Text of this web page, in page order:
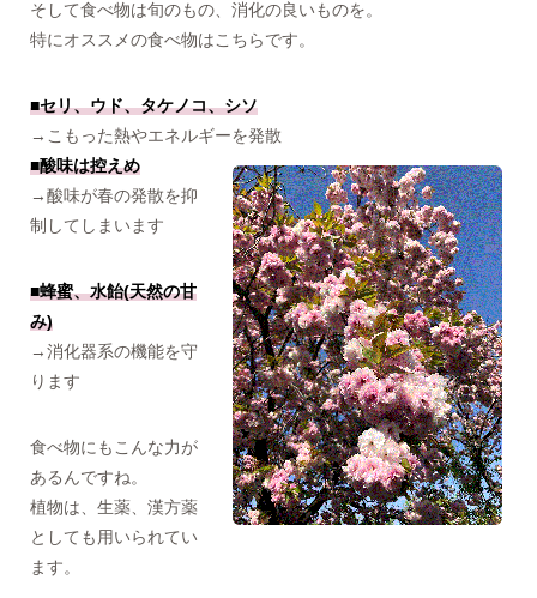
そして食べ物は旬のもの、消化の良いものを。
特にオススメの食べ物はこちらです。
■セリ、ウド、タケノコ、シソ
→こもった熱やエネルギーを発散
■酸味は控えめ
→酸味が春の発散を抑
制してしまいます
■蜂蜜、水飴(天然の甘
み)
→消化器系の機能を守
ります
食べ物にもこんな力が
あるんですね。
植物は、生薬、漢方薬
としても用いられてい
ます。